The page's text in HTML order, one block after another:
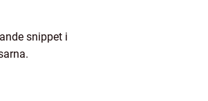
snippet i